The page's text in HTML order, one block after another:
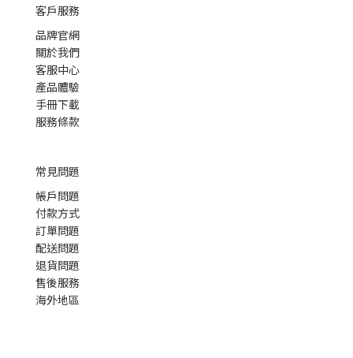
客戶服務
品牌官網
關於我們
客服中心
產品體驗
手冊下載
服務條款
常見問題
帳戶問題
付款方式
訂單問題
配送問題
退貨問題
售後服務
海外地區